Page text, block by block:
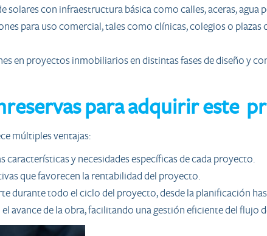
solares con infraestructura básica como calles, aceras, agua
para uso comercial, tales como clínicas, colegios o plazas
en proyectos inmobiliarios en distintas fases de diseño y
para adquirir este
múltiples ventajas:
y necesidades específicas de cada proyecto.
que favorecen la rentabilidad del proyecto.
durante todo el ciclo del proyecto, desde la planificación
avance de la obra, facilitando una gestión eficiente del flujo